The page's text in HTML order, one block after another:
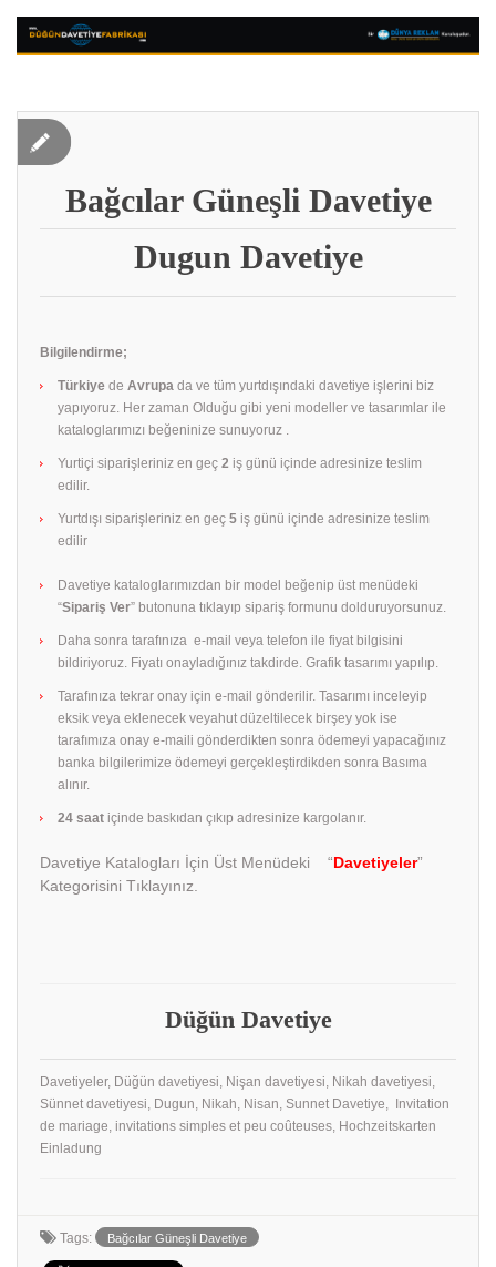
Bağcılar Güneşli Davetiye
Dugun Davetiye
Bilgilendirme;
Türkiye de Avrupa da ve tüm yurtdışındaki davetiye işlerini biz
yapıyoruz. Her zaman Olduğu gibi yeni modeller ve tasarımlar ile
kataloglarımızı beğeninize sunuyoruz .
Yurtiçi siparişleriniz en geç 2 iş günü içinde adresinize teslim
edilir.
Yurtdışı siparişleriniz en geç 5 iş günü içinde adresinize teslim
edilir
Davetiye kataloglarımızdan bir model beğenip üst menüdeki
“Sipariş Ver” butonuna tıklayıp sipariş formunu dolduruyorsunuz.
Daha sonra tarafınıza e-mail veya telefon ile fiyat bilgisini
bildiriyoruz. Fiyatı onayladığınız takdirde. Grafik tasarımı yapılıp.
Tarafınıza tekrar onay için e-mail gönderilir. Tasarımı inceleyip
eksik veya eklenecek veyahut düzeltilecek birşey yok ise
tarafımıza onay e-maili gönderdikten sonra ödemeyi yapacağınız
banka bilgilerimize ödemeyi gerçekleştirdikden sonra Basıma
alınır.
24 saat içinde baskıdan çıkıp adresinize kargolanır.
Davetiye Katalogları İçin Üst Menüdeki “Davetiyeler”
Kategorisini Tıklayınız.
Düğün Davetiye
Davetiyeler, Düğün davetiyesi, Nişan davetiyesi, Nikah davetiyesi,
Sünnet davetiyesi, Dugun, Nikah, Nisan, Sunnet Davetiye, Invitation
de mariage, invitations simples et peu coûteuses, Hochzeitskarten
Einladung
Tags: Bağcılar Güneşli Davetiye